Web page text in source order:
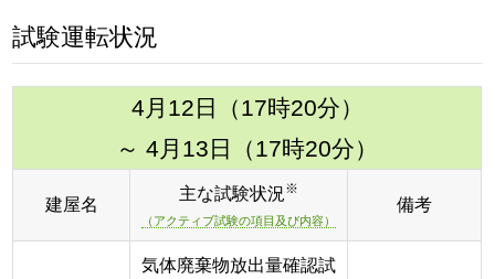
試験運転状況
4月12日（17時20分）
～ 4月13日（17時20分）
建屋名
主な試験状況※
（アクティブ試験の項目及び内容）
備考
気体廃棄物放出量確認試